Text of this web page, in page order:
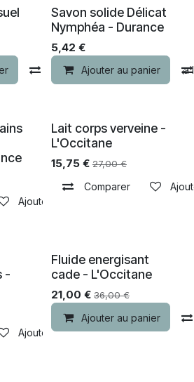
Comparer Ajouter à la
Savon solide Délicat
Nymphéa - Durance
5,42 €
Ajouter au panier
Ajouter à la liste de souhaits
-30% de remise
Lait corps verveine -
L'Occitane
15,75€ 27,00€
Comparer
-
Ajouter à la liste de souhaits
-30% de remise
Fluide energisant
cade - L'Occitane
21,00 € 36,00€
Ajouter au panier